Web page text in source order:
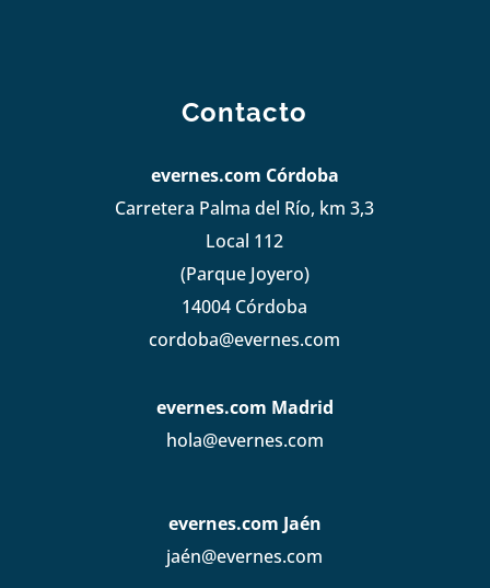
Contacto
evernes.com Córdoba
Carretera Palma del Río, km 3,3
Local 112
(Parque Joyero)
14004 Córdoba
cordoba@evernes.com
evernes.com Madrid
hola@evernes.com
evernes.com Jaén
jaén@evernes.com